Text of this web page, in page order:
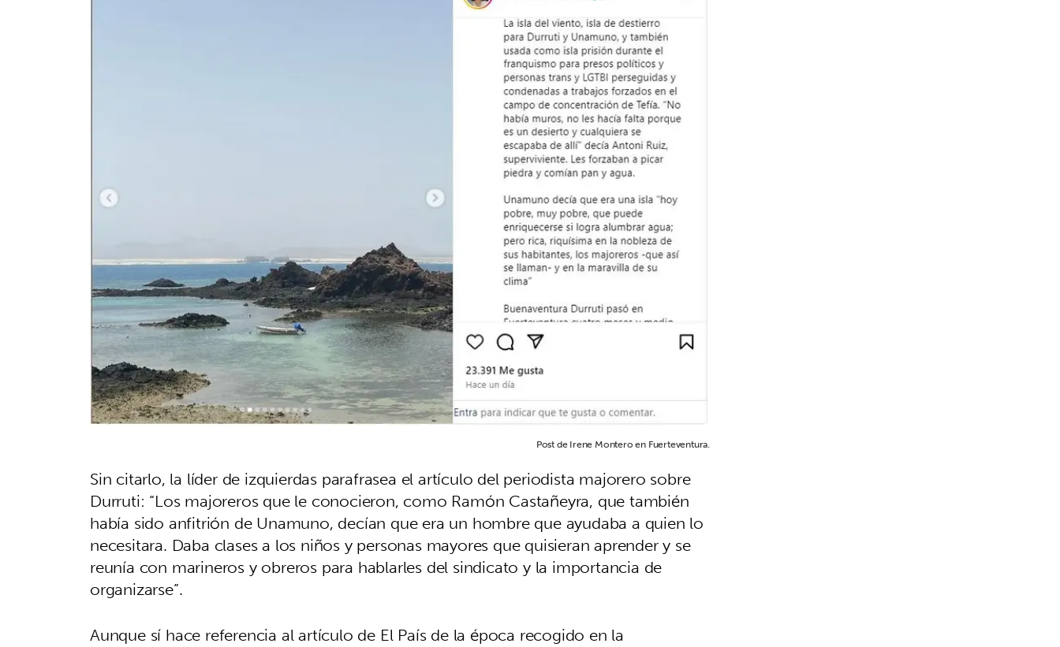
Post de Irene Montero en Fuerteventura.
Sin citarlo, la líder de izquierdas parafrasea el artículo del periodista majorero sobre
Durruti: “Los majoreros que le conocieron, como Ramón Castañeyra, que también
había sido anfitrión de Unamuno, decían que era un hombre que ayudaba a quien lo
necesitara. Daba clases a los niños y personas mayores que quisieran aprender y se
reunía con marineros y obreros para hablarles del sindicato y la importancia de
organizarse”.
Aunque sí hace referencia al artículo de El País de la época recogido en la